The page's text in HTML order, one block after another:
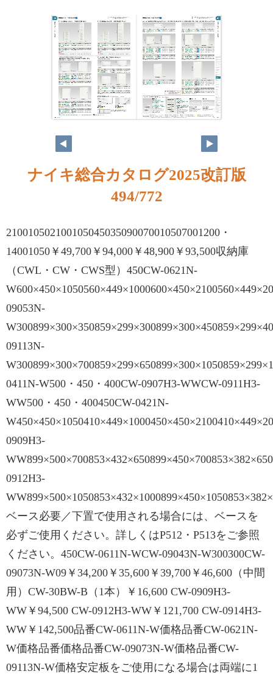
ナイキ総合カタログ2025改訂版
494/772
210010502100105045035090070010507001200・
14001050￥49,700￥94,000￥48,900￥93,500収納庫
（CWL・CW・CWS型）450CW-0621N-
09053N-
09113N-
0411N-W500・450・400CW-0907H3-WWCW-0911H3-
WW500・450・400450CW-0421N-
0909H3-
0912H3-
ベース必要／下置で使用される場合には、ベースを
必ずご使用ください。詳しくはP512・P513をご参照
ください。450CW-0611N-WCW-09043N-W300300CW-
09073N-W09￥34,200￥35,600￥39,700￥46,600（中間
用）CW-30BW-B（1本）￥16,600 CW-0909H3-
WW￥94,500 CW-0912H3-WW￥121,700 CW-0914H3-
WW￥142,500品番CW-0611N-W価格品番CW-0621N-
W価格品番価格品番CW-09073N-W価格品番CW-
09113N-W価格安定板をご使用になる場合は両端に1